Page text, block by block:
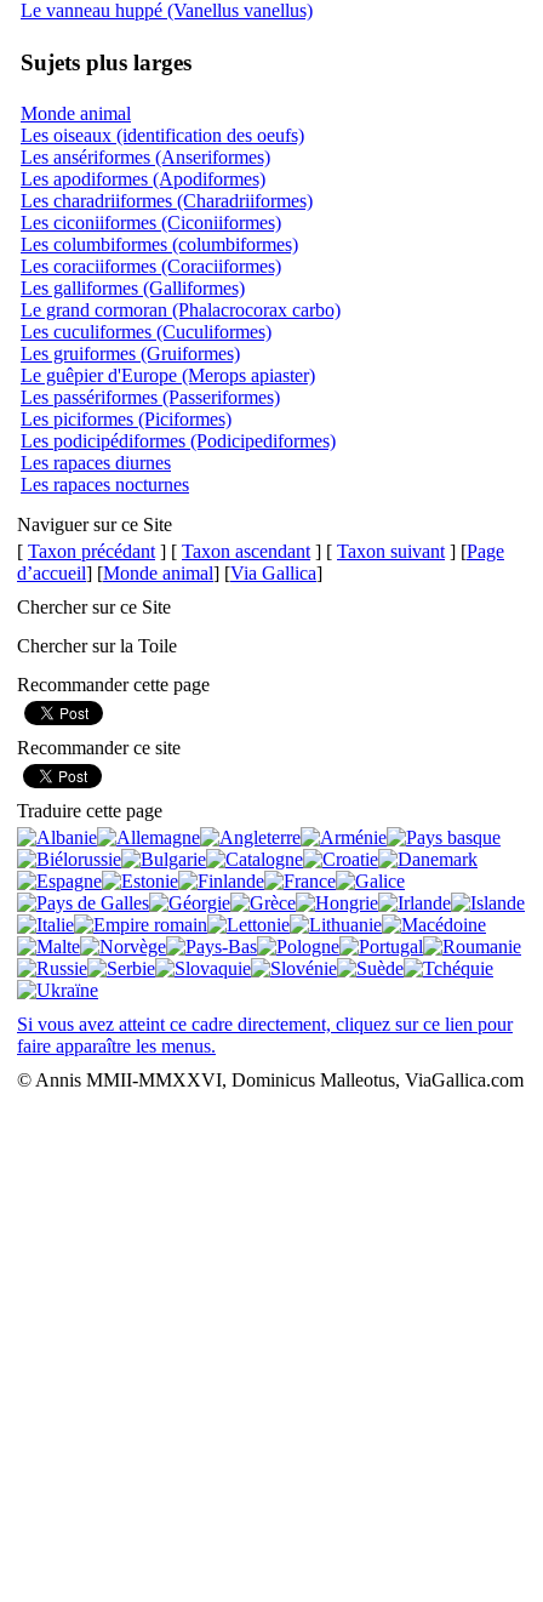
Le vanneau huppé (Vanellus vanellus)
Sujets plus larges
Monde animal
Les oiseaux (identification des oeufs)
Les ansériformes (Anseriformes)
Les apodiformes (Apodiformes)
Les charadriiformes (Charadriiformes)
Les ciconiiformes (Ciconiiformes)
Les columbiformes (columbiformes)
Les coraciiformes (Coraciiformes)
Les galliformes (Galliformes)
Le grand cormoran (Phalacrocorax carbo)
Les cuculiformes (Cuculiformes)
Les gruiformes (Gruiformes)
Le guêpier d'Europe (Merops apiaster)
Les passériformes (Passeriformes)
Les piciformes (Piciformes)
Les podicipédiformes (Podicipediformes)
Les rapaces diurnes
Les rapaces nocturnes
Naviguer sur ce Site
[ Taxon précédant ] [ Taxon ascendant ] [ Taxon suivant ] [Page
d’accueil] [Monde animal] [Via Gallica]
Chercher sur ce Site
Chercher sur la Toile
Recommander cette page
Recommander ce site
Traduire cette page
Si vous avez atteint ce cadre directement, cliquez sur ce lien pour
faire apparaître les menus.
© Annis MMII-MMXXVI, Dominicus Malleotus, ViaGallica.com